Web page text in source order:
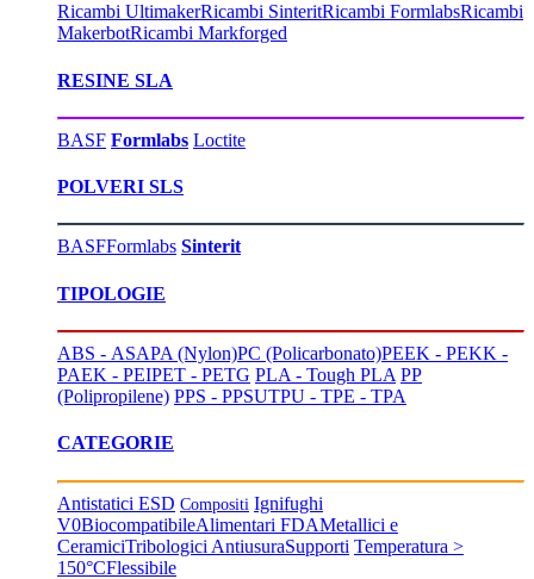
Ricambi UltimakerRicambi SinteritRicambi FormlabsRicambi
MakerbotRicambi Markforged
RESINE SLA
BASF Formlabs Loctite
POLVERI SLS
BASFFormlabs Sinterit
TIPOLOGIE
ABS - ASAPA (Nylon)PC (Policarbonato)PEEK - PEKK -
PAEK - PEIPET - PETG PLA - Tough PLA PP
(Polipropilene) PPS - PPSUTPU - TPE - TPA
CATEGORIE
Antistatici ESD Compositi Ignifughi
V0BiocompatibileAlimentari FDAMetallici e
CeramiciTribologici AntiusuraSupporti Temperatura >
150°CFlessibile